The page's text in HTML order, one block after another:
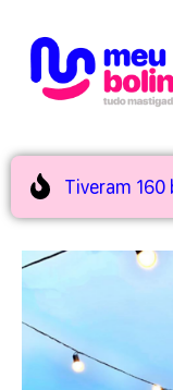
Tiveram